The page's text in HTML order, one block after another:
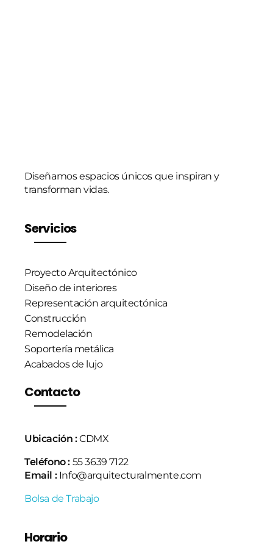
Diseñamos espacios únicos que inspiran y
transforman vidas.
Servicios
Proyecto Arquitectónico
Diseño de interiores
Representación arquitectónica
Construcción
Remodelación
Soportería metálica
Acabados de lujo
Contacto
Ubicación :CDMX
Teléfono : 55 3639 7122
Email :Info@arquitecturalmente.com
Bolsa de Trabajo
Horario